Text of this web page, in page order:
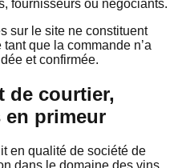
fournisseurs ou négociants.
sur le site ne constituent
que la commande n’a
et confirmée.
de courtier,
en primeur
en qualité de société de
dans le domaine des vins